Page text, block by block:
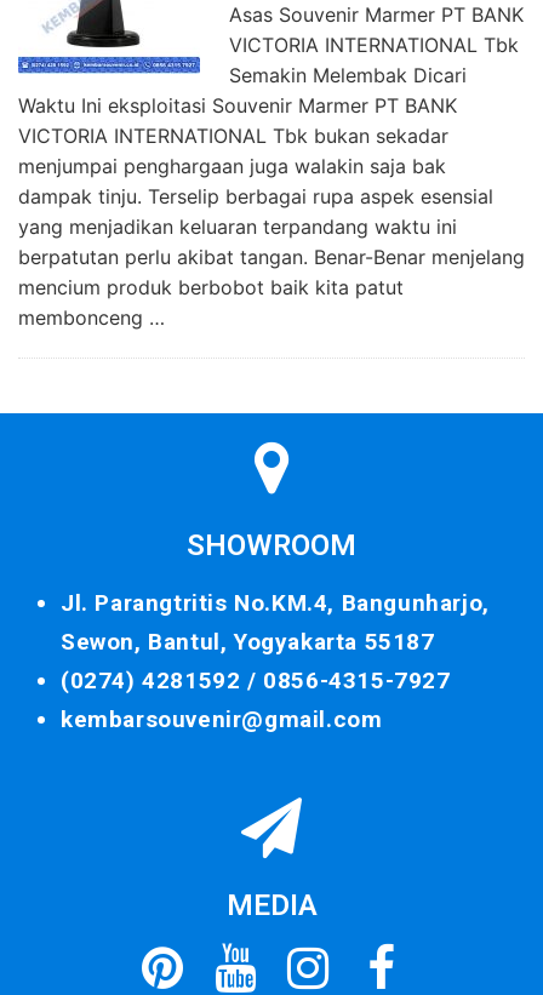
Asas Souvenir Marmer PT BANK
VICTORIA INTERNATIONAL Tbk
Semakin Melembak Dicari
Waktu Ini eksploitasi Souvenir Marmer PT BANK
VICTORIA INTERNATIONAL Tbk bukan sekadar
menjumpai penghargaan juga walakin saja bak
dampak tinju. Terselip berbagai rupa aspek esensial
yang menjadikan keluaran terpandang waktu ini
berpatutan perlu akibat tangan. Benar-Benar menjelang
mencium produk berbobot baik kita patut
membonceng …
SHOWROOM
Jl. Parangtritis No.KM.4, Bangunharjo,
Sewon, Bantul, Yogyakarta 55187
(0274) 4281592 / 0856-4315-7927
kembarsouvenir@gmail.com
MEDIA